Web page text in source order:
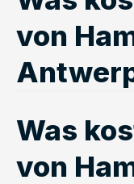
von
Was
von